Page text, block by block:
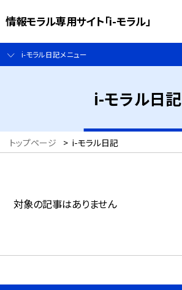
情報モラル専用サイト「i-モラル」
i-モラル日記メニュー
i-モラル日記
トップページ > i-モラル日記
対象の記事はありません